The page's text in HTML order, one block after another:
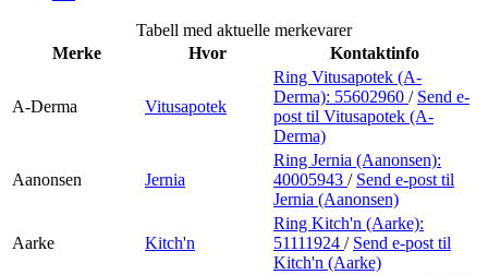
Praktisk informasjon
Ledige stillinger
Gavekort
Tabell med aktuelle merkevarer
Merke
Hvor Kontaktinfo
A-Derma Vitusapotek
Ring Vitusapotek (A-
Derma): 55602960 / Send e-
post til Vitusapotek (A-
Derma)
Aanonsen Jernia
Ring Jernia (Aanonsen):
40005943 / Send e-post til
Jernia (Aanonsen)
Aarke Kitch'n
Ring Kitch'n (Aarke):
51111924 / Send e-post til
Kitch'n (Aarke)